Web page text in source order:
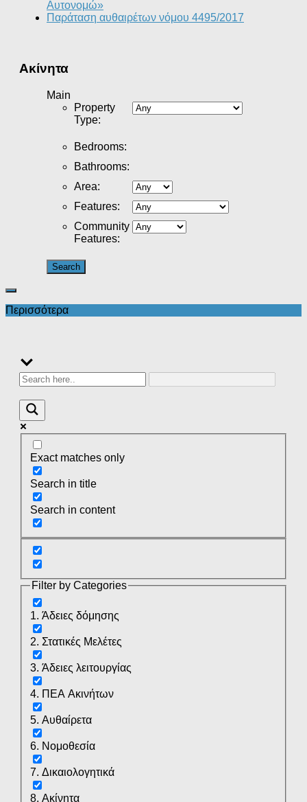
Αυτονομώ»
Παράταση αυθαιρέτων νόμου 4495/2017
Ακίνητα
Main
Property
Type:
Bedrooms:
Bathrooms:
Area:
Features:
Community
Features:
Περισσότερα
Exact matches only
Search in title
Search in content
Filter by Categories
1. Άδειες δόμησης
2. Στατικές Μελέτες
3. Άδειες λειτουργίας
4. ΠΕΑ Ακινήτων
5. Αυθαίρετα
6. Νομοθεσία
7. Δικαιολογητικά
8. Ακίνητα